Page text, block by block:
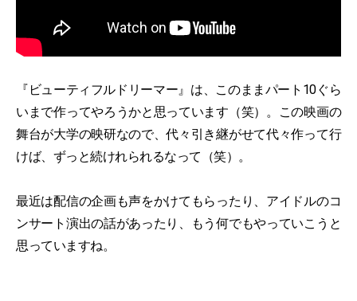
『ビューティフルドリーマー』は、このままパート10ぐら
いまで作ってやろうかと思っています（笑）。この映画の
舞台が大学の映研なので、代々引き継がせて代々作って行
けば、ずっと続けれられるなって（笑）。
最近は配信の企画も声をかけてもらったり、アイドルのコ
ンサート演出の話があったり、もう何でもやっていこうと
思っていますね。